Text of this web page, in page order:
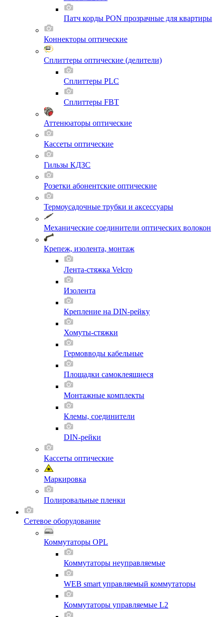
Патч корды PON прозрачные для квартиры
Коннекторы оптические
Сплиттеры оптические (делители)
Сплиттеры PLC
Сплиттеры FBT
Аттенюаторы оптические
Кассеты оптические
Гильзы КДЗС
Розетки абонентские оптические
Термоусадочные трубки и аксессуары
Механические соединители оптических волокон
Крепеж, изолента, монтаж
Лента-стяжка Velcro
Изолента
Крепление на DIN-рейку
Хомуты-стяжки
Гермовводы кабельные
Площадки самоклеящиеся
Монтажные комплекты
Клемы, соединители
DIN-рейки
Кассеты оптические
Маркировка
Полировальные пленки
Сетевое оборудование
Коммутаторы OPL
Коммутаторы неуправляемые
WEB smart управляемый коммутаторы
Коммутаторы управляемые L2